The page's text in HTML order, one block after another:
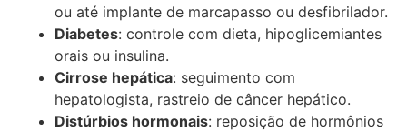
ou até implante de marcapasso ou desfibrilador.
Diabetes: controle com dieta, hipoglicemiantes
orais ou insulina.
Cirrose hepática: seguimento com
hepatologista, rastreio de câncer hepático.
Distúrbios hormonais: reposição de hormônios